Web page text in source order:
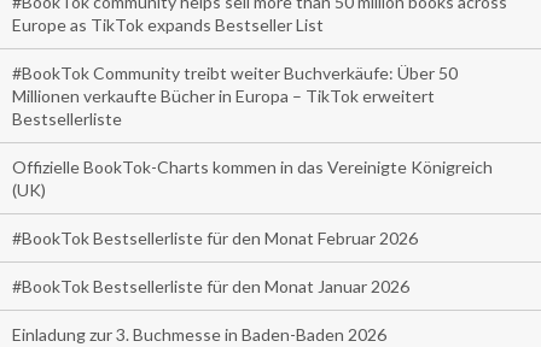
Europe as TikTok expands Bestseller List
#BookTok Community treibt weiter Buchverkäufe: Über 50
Millionen verkaufte Bücher in Europa – TikTok erweitert
Bestsellerliste
Offizielle BookTok-Charts kommen in das Vereinigte Königreich
(UK)
#BookTok Bestsellerliste für den Monat Februar 2026
#BookTok Bestsellerliste für den Monat Januar 2026
Einladung zur 3. Buchmesse in Baden-Baden 2026